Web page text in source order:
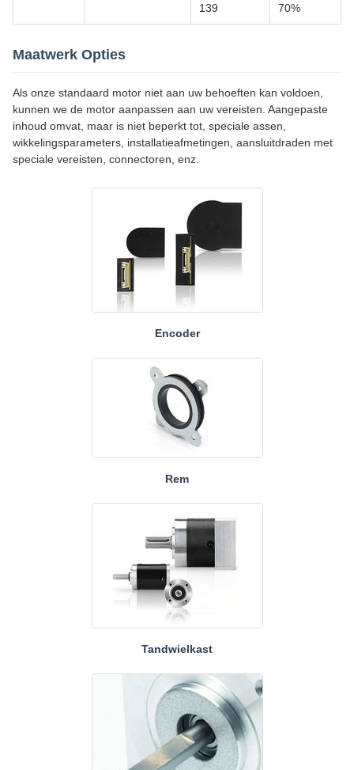
139 70%
Maatwerk Opties
Als onze standaard motor niet aan uw behoeften kan voldoen,
kunnen we de motor aanpassen aan uw vereisten. Aangepaste
inhoud omvat, maar is niet beperkt tot, speciale assen,
wikkelingsparameters, installatieafmetingen, aansluitdraden met
speciale vereisten, connectoren, enz.
Encoder
Rem
Tandwielkast